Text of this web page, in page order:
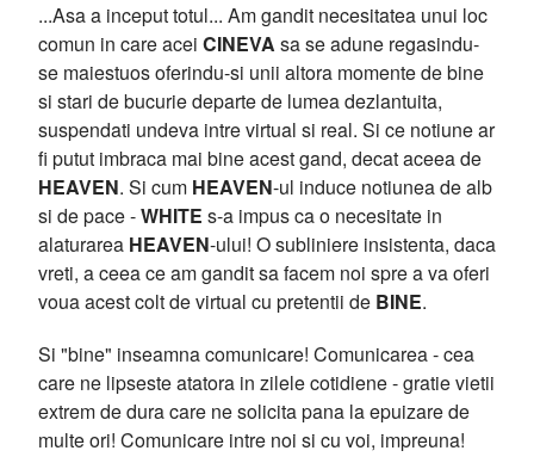
...Asa a inceput totul... Am gandit necesitatea unui loc
comun in care acei CINEVA sa se adune regasindu-
se maiestuos oferindu-si unii altora momente de bine
si stari de bucurie departe de lumea dezlantuita,
suspendati undeva intre virtual si real. Si ce notiune ar
fi putut imbraca mai bine acest gand, decat aceea de
HEAVEN. Si cum HEAVEN-ul induce notiunea de alb
si de pace -WHITE s-a impus ca o necesitate in
alaturarea HEAVEN-ului! O subliniere insistenta, daca
vreti, a ceea ce am gandit sa facem noi spre a va oferi
voua acest colt de virtual cu pretentii de BINE.
Si "bine" inseamna comunicare! Comunicarea - cea
care ne lipseste atatora in zilele cotidiene - gratie vietii
extrem de dura care ne solicita pana la epuizare de
multe ori! Comunicare intre noi si cu voi, impreuna!